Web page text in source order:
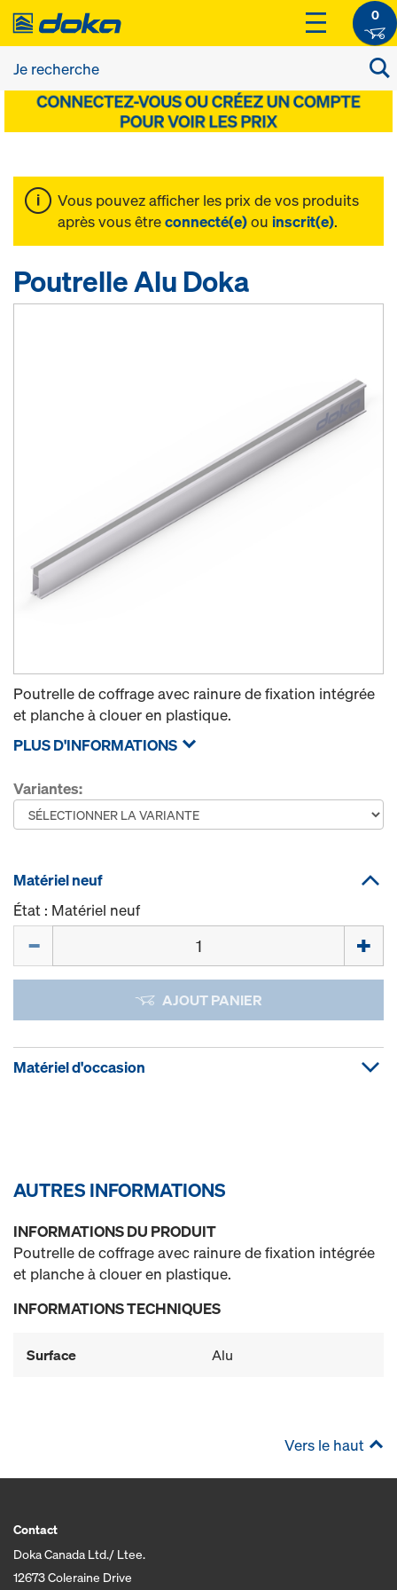
0
Vous pouvez afficher les prix de vos produits
après vous êtreconnecté(e)ou inscrit(e).
Poutrelle Alu Doka
Poutrelle de coffrage avec rainure de fixation intégrée
et planche à clouer en plastique.
PLUS D'INFORMATIONS
Variantes:
Matériel neuf
État : Matériel neuf
AJOUT PANIER
Matériel d'occasion
AUTRES INFORMATIONS
INFORMATIONS DU PRODUIT
Poutrelle de coffrage avec rainure de fixation intégrée
et planche à clouer en plastique.
INFORMATIONS TECHNIQUES
Surface Alu
Vers le haut
Contact
Doka Canada Ltd./ Ltee.
12673 Coleraine Drive